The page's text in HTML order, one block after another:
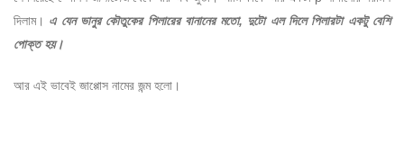
দিলাম। এ যেন ভানুর কৌতুকের পিলারের বানানের মতো, দুটো এল দিলে পিলারটা একটু বেশি
পোক্ত হয়।
আর এই ভাবেই জাপ্পোস নামের জন্ম হলো।